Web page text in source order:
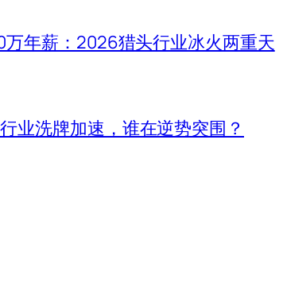
年薪：2026猎头行业冰火两重天
业洗牌加速，谁在逆势突围？